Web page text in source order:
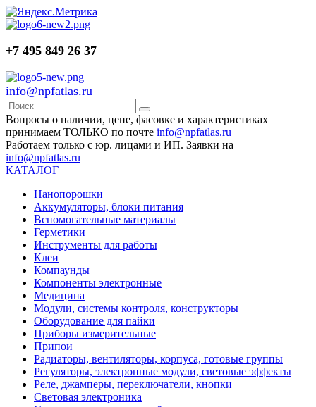
+7 495 849 26 37
info@npfatlas.ru
Вопросы о наличии, цене, фасовке и характеристиках
принимаем ТОЛЬКО по почте info@npfatlas.ru
Работаем только с юр. лицами и ИП. Заявки на
info@npfatlas.ru
КАТАЛОГ
Нанопорошки
Аккумуляторы, блоки питания
Вспомогательные материалы
Герметики
Инструменты для работы
Клеи
Компаунды
Компоненты электронные
Медицина
Модули, системы контроля, конструкторы
Оборудование для пайки
Приборы измерительные
Припои
Радиаторы, вентиляторы, корпуса, готовые группы
Регуляторы, электронные модули, световые эффекты
Реле, джамперы, переключатели, кнопки
Световая электроника